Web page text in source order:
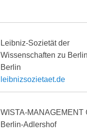
Leibniz-Sozietät der
Wissenschaften zu
Berlin
leibnizsozietaet.de
WISTA-MANAGEMENT
Berlin-Adlershof